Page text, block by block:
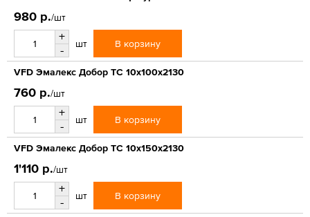
980 р./шт
+
-
шт В корзину
VFD Эмалекс Добор ТС 10x100x2130
760 р./шт
+
-
шт В корзину
VFD Эмалекс Добор ТС 10x150x2130
1'110 р./шт
+
-
шт В корзину